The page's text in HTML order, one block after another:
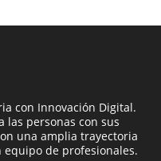
con Innovación Digital.
las personas con sus
una amplia trayectoria
de profesionales.